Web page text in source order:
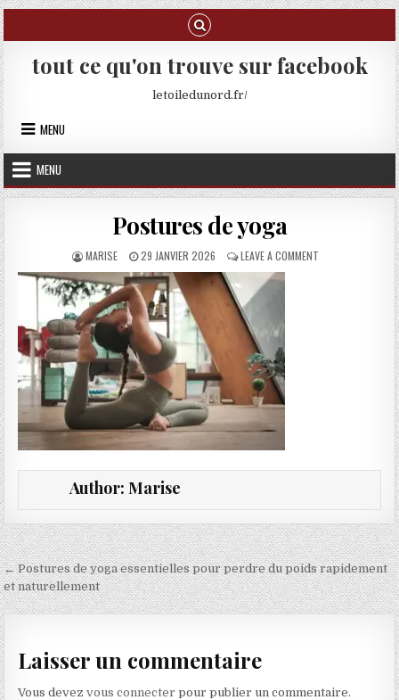
Skip to content
tout ce qu'on trouve sur facebook
letoiledunord.fr/
MENU
MENU
Postures de yoga
AUTHOR:
MARISE PUBLISHED DATE:
29 JANVIER 2026 LEAVE A COMMENTON POSTURES DE
Author: Marise
Navigation de l’article
← Postures de yoga essentielles pour perdre du poids rapidement
et naturellement
Laisser un commentaire
Vous devezvous connecter pour publier un commentaire.